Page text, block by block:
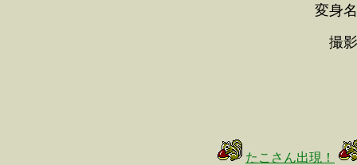
変身
撮
たこさん出現！